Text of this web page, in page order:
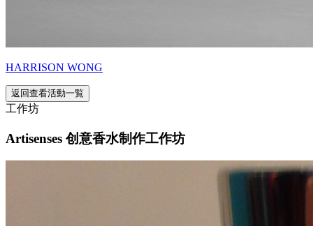
HARRISON WONG
返回查看活動一覧
工作坊
Artisenses 创意香水制作工作坊